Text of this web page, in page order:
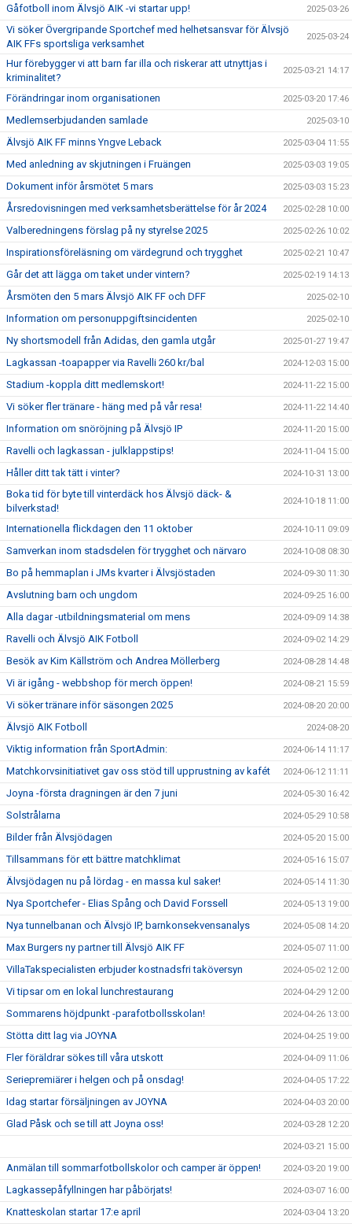
Gåfotboll inom Älvsjö AIK -vi startar upp! 2025-03-26
Vi söker Övergripande Sportchef med helhetsansvar för Älvsjö
AIK FFs sportsliga verksamhet
2025-03-24
Hur förebygger vi att barn far illa och riskerar att utnyttjas i
kriminalitet?
2025-03-21 14:17
Förändringar inom organisationen 2025-03-20 17:46
Medlemserbjudanden samlade 2025-03-10
Älvsjö AIK FF minns Yngve Leback 2025-03-04 11:55
Med anledning av skjutningen i Fruängen 2025-03-03 19:05
Dokument inför årsmötet 5 mars 2025-03-03 15:23
Årsredovisningen med verksamhetsberättelse för år 2024 2025-02-28 10:00
Valberedningens förslag på ny styrelse 2025 2025-02-26 10:02
Inspirationsföreläsning om värdegrund och trygghet 2025-02-21 10:47
Går det att lägga om taket under vintern? 2025-02-19 14:13
Årsmöten den 5 mars Älvsjö AIK FF och DFF 2025-02-10
Information om personuppgiftsincidenten 2025-02-10
Ny shortsmodell från Adidas, den gamla utgår 2025-01-27 19:47
Lagkassan -toapapper via Ravelli 260 kr/bal 2024-12-03 15:00
Stadium -koppla ditt medlemskort! 2024-11-22 15:00
Vi söker fler tränare - häng med på vår resa! 2024-11-22 14:40
Information om snöröjning på Älvsjö IP 2024-11-20 15:00
Ravelli och lagkassan - julklappstips! 2024-11-04 15:00
Håller ditt tak tätt i vinter? 2024-10-31 13:00
Boka tid för byte till vinterdäck hos Älvsjö däck- &
bilverkstad!
2024-10-18 11:00
Internationella flickdagen den 11 oktober 2024-10-11 09:09
Samverkan inom stadsdelen för trygghet och närvaro 2024-10-08 08:30
Bo på hemmaplan i JMs kvarter i Älvsjöstaden 2024-09-30 11:30
Avslutning barn och ungdom 2024-09-25 16:00
Alla dagar -utbildningsmaterial om mens 2024-09-09 14:38
Ravelli och Älvsjö AIK Fotboll 2024-09-02 14:29
Besök av Kim Källström och Andrea Möllerberg 2024-08-28 14:48
Vi är igång - webbshop för merch öppen! 2024-08-21 15:59
Vi söker tränare inför säsongen 2025 2024-08-20 20:00
Älvsjö AIK Fotboll 2024-08-20
Viktig information från SportAdmin: 2024-06-14 11:17
Matchkorvsinitiativet gav oss stöd till upprustning av kafét 2024-06-12 11:11
Joyna -första dragningen är den 7 juni 2024-05-30 16:42
Solstrålarna 2024-05-29 10:58
Bilder från Älvsjödagen 2024-05-20 15:00
Tillsammans för ett bättre matchklimat 2024-05-16 15:07
Älvsjödagen nu på lördag - en massa kul saker! 2024-05-14 11:30
Nya Sportchefer - Elias Spång och David Forssell 2024-05-13 19:00
Nya tunnelbanan och Älvsjö IP, barnkonsekvensanalys 2024-05-08 14:20
Max Burgers ny partner till Älvsjö AIK FF 2024-05-07 11:00
VillaTakspecialisten erbjuder kostnadsfri taköversyn 2024-05-02 12:00
Vi tipsar om en lokal lunchrestaurang 2024-04-29 12:00
Sommarens höjdpunkt -parafotbollsskolan! 2024-04-26 13:00
Stötta ditt lag via JOYNA 2024-04-25 19:00
Fler föräldrar sökes till våra utskott 2024-04-09 11:06
Seriepremiärer i helgen och på onsdag! 2024-04-05 17:22
Idag startar försäljningen av JOYNA 2024-04-03 20:00
Glad Påsk och se till att Joyna oss! 2024-03-28 12:20
2024-03-21 15:00
Anmälan till sommarfotbollskolor och camper är öppen! 2024-03-20 19:00
Lagkassepåfyllningen har påbörjats! 2024-03-07 16:00
Knatteskolan startar 17:e april 2024-03-04 13:20